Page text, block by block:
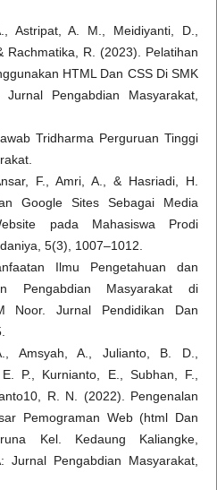
Astripat, A. M., Meidiyanti, D.,
Rachmatika, R. (2023). Pelatihan
HTML Dan CSS Di SMK
Pengabdian Masyarakat,
Tridharma Perguruan Tinggi
F., Amri, A., & Hasriadi, H.
Google Sites Sebagai Media
pada Mahasiswa Prodi
5(3), 1007–1012.
Ilmu Pengetahuan dan
Pengabdian Masyarakat di
Noor. Jurnal Pendidikan Dan
Amsyah, A., Julianto, B. D.,
P., Kurnianto, E., Subhan, F.,
R. N. (2022). Pengenalan
Pemograman Web (html Dan
Kel. Kedaung Kaliangke,
Jurnal Pengabdian Masyarakat,